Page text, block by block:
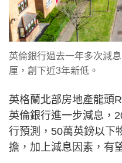
英倫銀行過去一年多次減
厘，創下近3年新低。
英格蘭北部房地產龍頭
英倫銀行進一步減息，
行預測，50萬英鎊以下
擔，加上減息因素，有